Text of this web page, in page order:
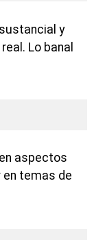
y
Lo banal
aspectos
en temas de